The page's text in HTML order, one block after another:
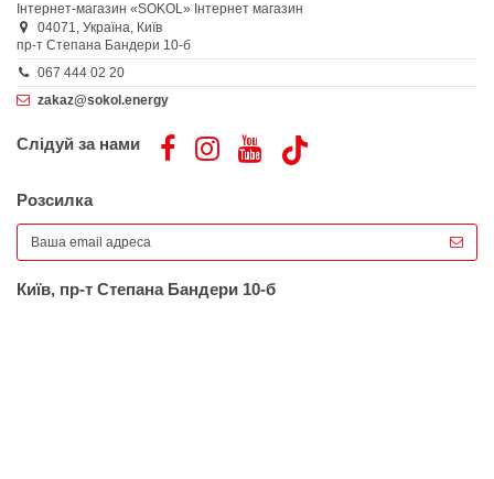
Інтернет-магазин «SOKOL» Інтернет магазин
04071, Україна, Київ
пр-т Степана Бандери 10-б
067 444 02 20
zakaz@sokol.energy
Слідуй за нами
Розсилка
Київ, пр-т Степана Бандери 10-б